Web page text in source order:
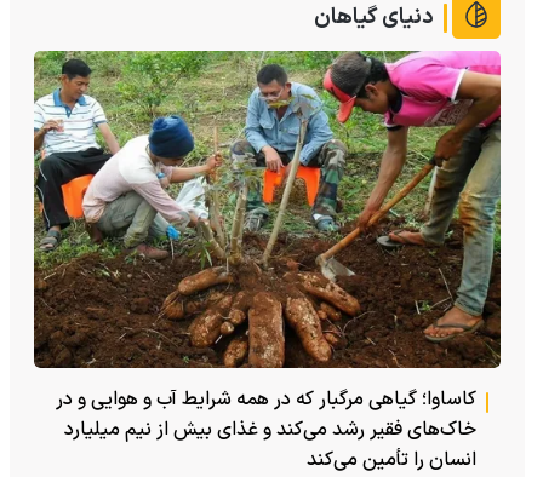
دنیای گیاهان
کاساوا؛ گیاهی مرگبار که در همه شرایط آب و هوایی و در
خاک‌های فقیر رشد می‌کند و غذای بیش از نیم میلیارد
انسان را تأمین می‌کند